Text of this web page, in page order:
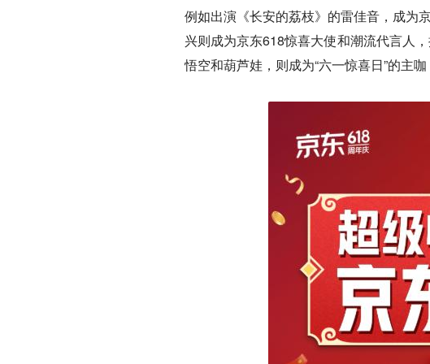
例如出演《长安的荔枝》的雷佳音，成为
兴则成为京东618惊喜大使和潮流代言人
悟空和葫芦娃，则成为“六一惊喜日”的主